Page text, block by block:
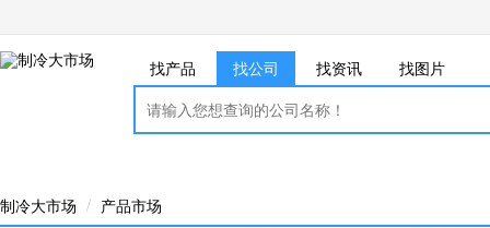
找产品 找公司 找资讯 找图片
制冷大市场 产品市场